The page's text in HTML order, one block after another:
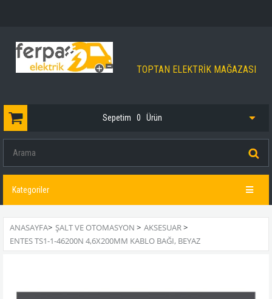
TOPTAN ELEKTRİK MAĞAZASI
Sepetim 0 Ürün
Kategoriler
ANASAYFA> ŞALT VE OTOMASYON > AKSESUAR>
ENTES TS1-1-46200N 4,6X200MM KABLO BAĞI, BEYAZ